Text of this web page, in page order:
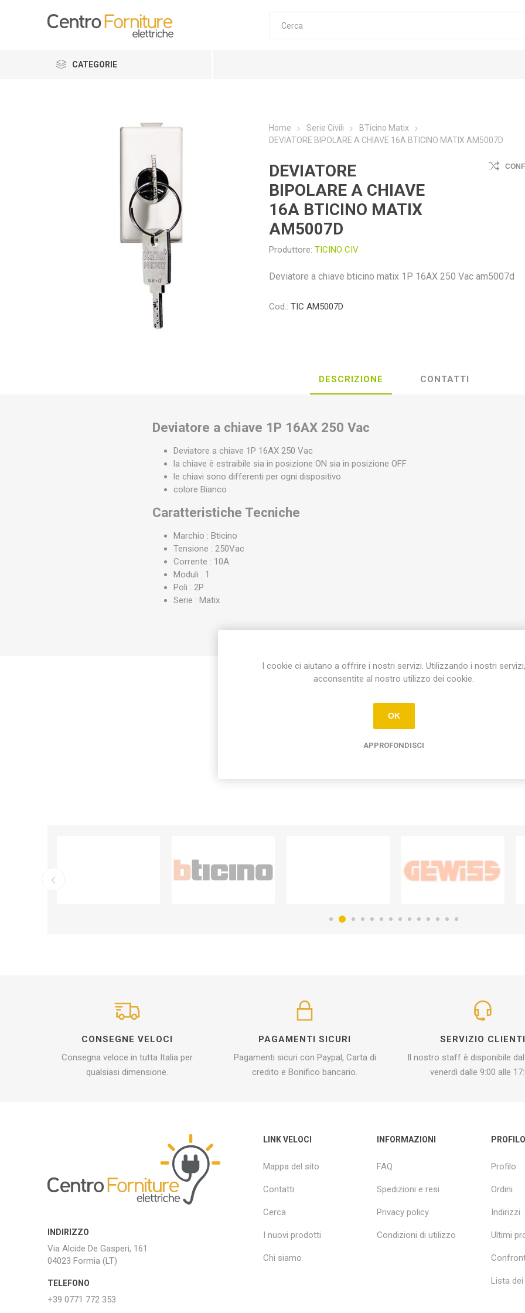
CATEGORIE
Home Serie Civili
BTicino Matix
DEVIATORE BIPOLARE A CHIAVE 16A BTICINO MATIX AM5007D
DEVIATORE
BIPOLARE A CHIAVE
16A BTICINO MATIX
AM5007D
Produttore: TICINO CIV
Deviatore a chiave bticino matix 1P 16AX 250 Vac am5007d
Cod.: TIC AM5007D
DESCRIZIONE CONTATTI
Deviatore a chiave 1P 16AX 250 Vac
Deviatore a chiave 1P 16AX 250 Vac
la chiave è estraibile sia in posizione ON sia in posizione OFF
le chiavi sono differenti per ogni dispositivo
colore Bianco
Caratteristiche Tecniche
Marchio : Bticino
Tensione : 250Vac
Corrente : 10A
Moduli : 1
Poli : 2P
Serie : Matix
Etichetta del prodotto
deviatore a chiave 1p 16ax 250 vac
CONSEGNE VELOCI
Consegna veloce in tutta Italia per
qualsiasi dimensione.
PAGAMENTI SICURI
Pagamenti sicuri con Paypal, Carta di
credito e Bonifico bancario.
SERVIZIO CLIENTI
Il nostro staff è disponibile
venerdì dalle 9:00 alle
INDIRIZZO
Via Alcide De Gasperi, 161
04023 Formia (LT)
TELEFONO
+39 0771 772 353
LINK VELOCI
Mappa del sito
Contatti
Cerca
I nuovi prodotti
Chi siamo
INFORMAZIONI
FAQ
Spedizioni e resi
Privacy policy
Condizioni di utilizzo
PROFILO
Profilo
Ordini
Indirizzi
Ultimi
Lista
I cookie ci aiutano a offrire i nostri servizi. Utilizzando i nostri servizi,
acconsentite al nostro utilizzo dei cookie.
OK
APPROFONDISCI